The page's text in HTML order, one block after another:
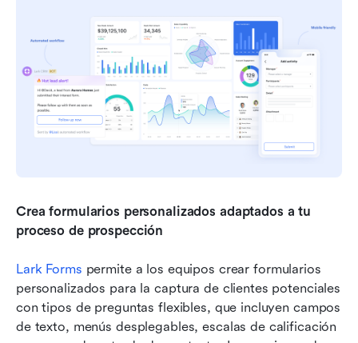
Crea formularios personalizados adaptados a tu
proceso de prospección
Lark Forms permite a los equipos crear formularios
personalizados para la captura de clientes potenciales
con tipos de preguntas flexibles, que incluyen campos
de texto, menús desplegables, escalas de calificación